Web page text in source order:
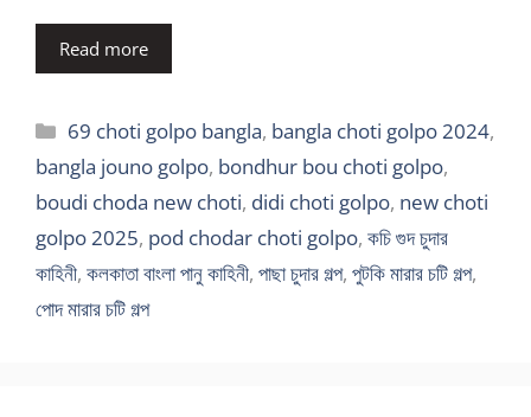
Read more
Categories
69 choti golpo bangla, bangla choti golpo 2024,
bangla jouno golpo, bondhur bou choti golpo,
boudi choda new choti, didi choti golpo, new choti
golpo 2025, pod chodar choti golpo, কচি গুদ চুদার
কাহিনী, কলকাতা বাংলা পানু কাহিনী, পাছা চুদার গল্প, পুটকি মারার চটি গল্প,
পোদ মারার চটি গল্প